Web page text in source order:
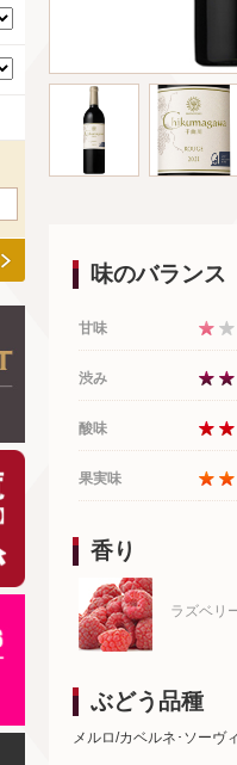
味のバランス
甘味
渋み
酸味
果実味
香り
ラズベリ
ぶどう品種
メルロ/カベルネ･ソーヴ